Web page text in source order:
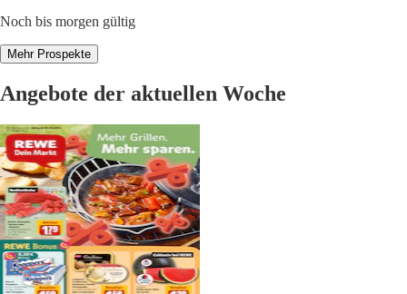
Noch bis morgen gültig
Mehr Prospekte
Angebote der aktuellen Woche